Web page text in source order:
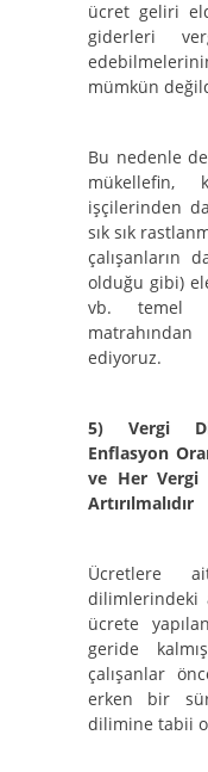
ücret geliri
giderleri
mümkün
Bu nedenle
mükellefin,
işçilerinden
sık sık
çalışanların
olduğu gibi)
vb. temel
ediyoruz.
5)
Vergi
Enflasyon
ve Her Vergi
Artırılmalıdır
Ücretlere
dilimlerindeki
ücrete
geride
çalışanlar
erken bir
dilimine tabii